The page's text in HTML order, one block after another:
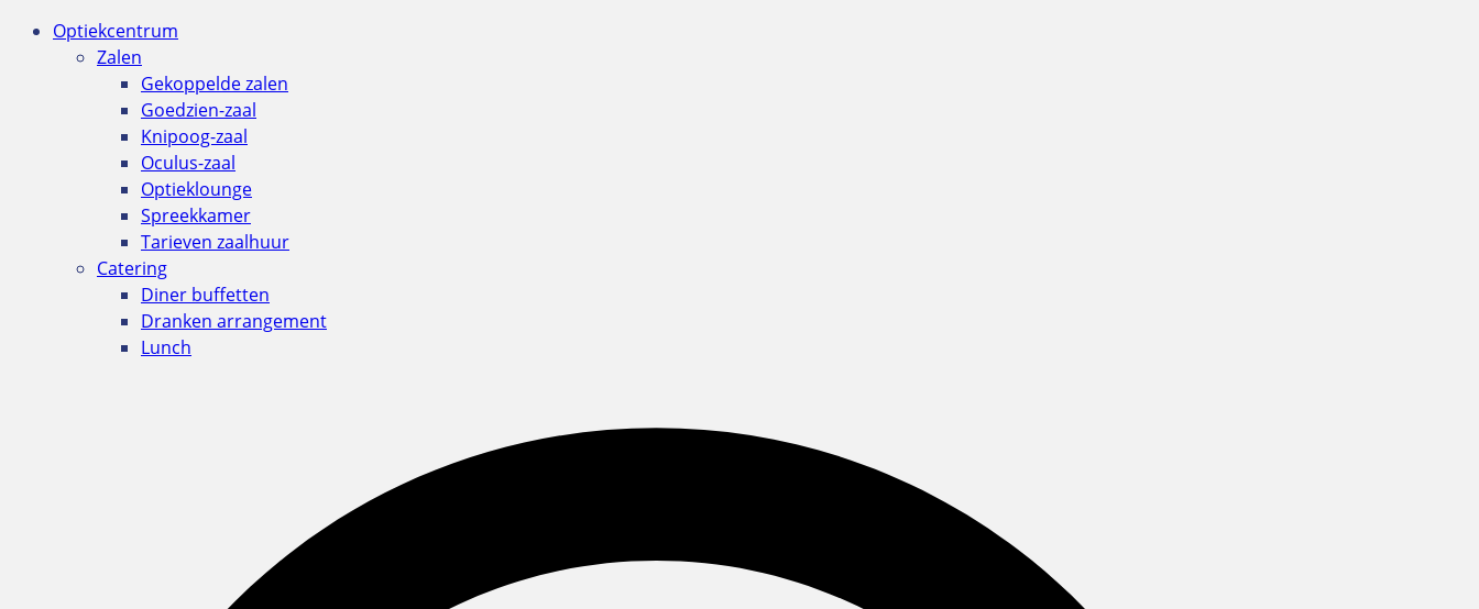
Optiekcentrum
Zalen
Gekoppelde zalen
Goedzien-zaal
Knipoog-zaal
Oculus-zaal
Optieklounge
Spreekkamer
Tarieven zaalhuur
Catering
Diner buffetten
Dranken arrangement
Lunch